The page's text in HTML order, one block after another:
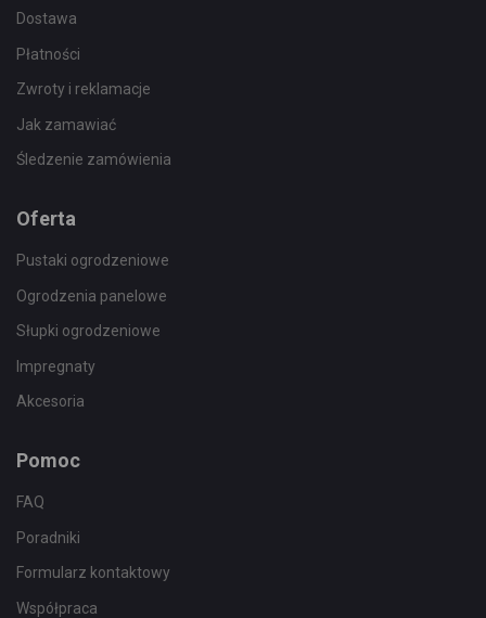
Dostawa
Płatności
Zwroty i reklamacje
Jak zamawiać
Śledzenie zamówienia
Oferta
Pustaki ogrodzeniowe
Ogrodzenia panelowe
Słupki ogrodzeniowe
Impregnaty
Akcesoria
Pomoc
FAQ
Poradniki
Formularz kontaktowy
Współpraca